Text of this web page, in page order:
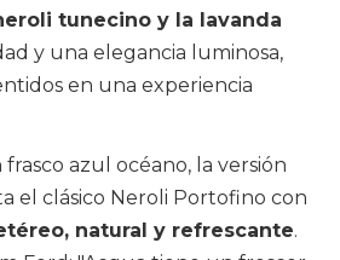
tunecino y la lavanda
y una elegancia luminosa,
en una experiencia
azul océano, la versión
el clásico Neroli Portofino con
natural y refrescante.